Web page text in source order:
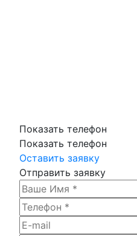
Показать телефон
Показать телефон
Оставить заявку
Отправить заявку